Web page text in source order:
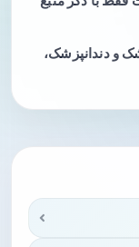
و دندانپزشک،